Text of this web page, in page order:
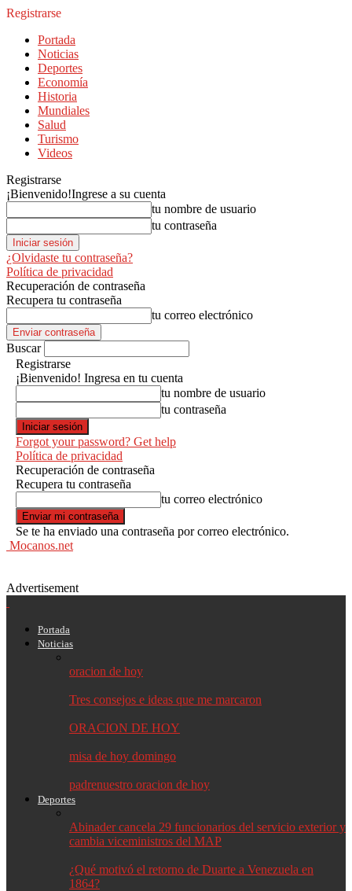
Registrarse
Portada
Noticias
Deportes
Economía
Historia
Mundiales
Salud
Turismo
Videos
Registrarse
¡Bienvenido!Ingrese a su cuenta
tu nombre de usuario
tu contraseña
¿Olvidaste tu contraseña?
Política de privacidad
Recuperación de contraseña
Recupera tu contraseña
tu correo electrónico
Buscar
Registrarse
¡Bienvenido! Ingresa en tu cuenta
tu nombre de usuario
tu contraseña
Forgot your password? Get help
Política de privacidad
Recuperación de contraseña
Recupera tu contraseña
tu correo electrónico
Se te ha enviado una contraseña por correo electrónico.
Mocanos.net
Advertisement
Portada
Noticias
oracion de hoy
Tres consejos e ideas que me marcaron
ORACION DE HOY
misa de hoy domingo
padrenuestro oracion de hoy
Deportes
Abinader cancela 29 funcionarios del servicio exterior y
cambia viceministros del MAP
¿Qué motivó el retorno de Duarte a Venezuela en
1864?